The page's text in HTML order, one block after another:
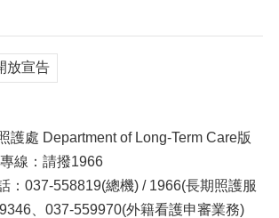
放宣告
護處 Department of Long-Term Care版
線：請撥1966
：037-558819(總機) / 1966(長期照護服
、037-559970(外籍看護申審業務)